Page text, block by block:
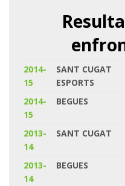
2014-
15
SANT CUGAT
ESPORTS
2014-
15
BEGUES
2013-
14
SANT CUGAT
2013-
14
BEGUES